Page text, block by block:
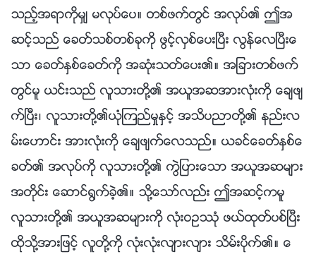
သည့္အရာကိုမွ် မလုပ္ေပ။ တစ္ဖက္တြင္ အလုပ္၏ ဤအ
ဆင့္သည္ ေခတ္သစ္တစ္ခုကို ဖြင့္လွစ္ေပးၿပီး လြန္ေလၿပီးေ
သာ ေခတ္ႏွစ္ေခတ္ကို အဆုံးသတ္ေပး၏။ အျခားတစ္ဖက္
တြင္မူ ယင္းသည္ လူသားတို႔၏ အယူအဆအားလုံးကို ေခ်ဖ်
က္ၿပီး၊ လူသားတို႔၏ယုံၾကည္မႈႏွင့္ အသိပညာတို႔၏ နည္းလ
မ္းေဟာင္း အားလုံးကို ေခ်ဖ်က္ေလသည္။ ယခင္ေခတ္ႏွစ္ေ
ခတ္၏ အလုပ္ကို လူသားတို႔၏ ကြဲျပားေသာ အယူအဆမ်ား
အတိုင္း ေဆာင္႐ြက္ခဲ့၏။ သို႔ေသာ္လည္း ဤအဆင့္ကမူ
လူသားတို႔၏ အယူအဆမ်ားကို လုံးဝဥႆုံ ဖယ္ထုတ္ပစ္ၿပီး
ထိုသို႔အားျဖင့္ လူတို႔ကို လုံးလုံးလ်ားလ်ား သိမ္းပိုက္၏။ ေ